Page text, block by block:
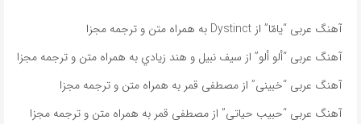
آهنگ عربی “يامّا” از Dystinct به همراه متن و ترجمه مجزا
آهنگ عربی “ألو ألو” از سيف نبيل و هند زيادي به همراه متن و ترجمه مجزا
آهنگ عربی “خبينى” از مصطفى قمر به همراه متن و ترجمه مجزا
آهنگ عربی “حبيب حياتى” از مصطفى قمر به همراه متن و ترجمه مجزا